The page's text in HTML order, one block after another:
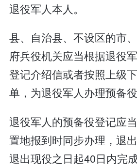
退役军人本人。
县、自治县、不设区的市
府兵役机关应当根据退役
登记介绍信或者按照上级
单，为退役军人办理预备役
退役军人的预备役登记应
置地报到时同步办理，退
退出现役之日起40日内完